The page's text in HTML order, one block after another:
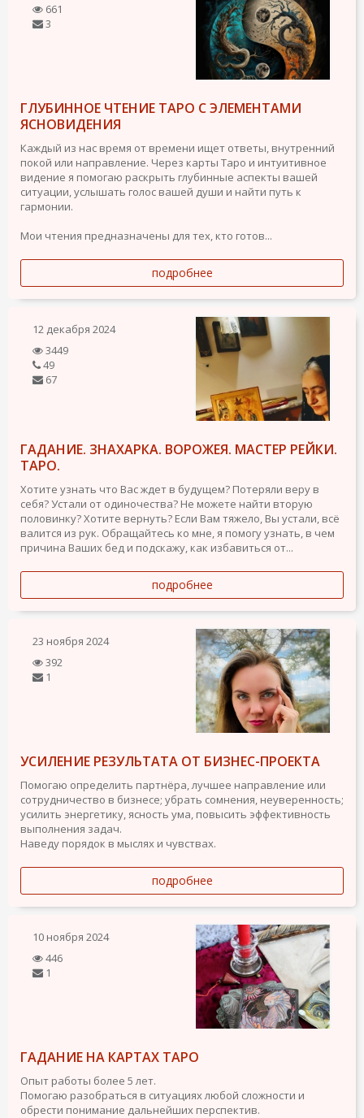
661
3
ГЛУБИННОЕ ЧТЕНИЕ ТАРО С ЭЛЕМЕНТАМИ
ЯСНОВИДЕНИЯ
Каждый из нас время от времени ищет ответы, внутренний
покой или направление. Через карты Таро и интуитивное
видение я помогаю раскрыть глубинные аспекты вашей
ситуации, услышать голос вашей души и найти путь к
гармонии.
Мои чтения предназначены для тех, кто готов...
подробнее
12 декабря 2024
3449
49
67
ГАДАНИЕ. ЗНАХАРКА. ВОРОЖЕЯ. МАСТЕР РЕЙКИ.
ТАРО.
Хотите узнать что Вас ждет в будущем? Потеряли веру в
себя? Устали от одиночества? Не можете найти вторую
половинку? Хотите вернуть? Если Вам тяжело, Вы устали, всё
валится из рук. Обращайтесь ко мне, я помогу узнать, в чем
причина Ваших бед и подскажу, как избавиться от...
подробнее
23 ноября 2024
392
1
УСИЛЕНИЕ РЕЗУЛЬТАТА ОТ БИЗНЕС-ПРОЕКТА
Помогаю определить партнёра, лучшее направление или
сотрудничество в бизнесе; убрать сомнения, неуверенность;
усилить энергетику, ясность ума, повысить эффективность
выполнения задач.
Наведу порядок в мыслях и чувствах.
подробнее
10 ноября 2024
446
1
ГАДАНИЕ НА КАРТАХ ТАРО
Опыт работы более 5 лет.
Помогаю разобраться в ситуациях любой сложности и
обрести понимание дальнейших перспектив.